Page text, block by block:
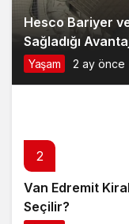
Hesco Bariyer
Sağladığı
Yaşam 2 ay önce
2
Van Edremit
Seçilir?